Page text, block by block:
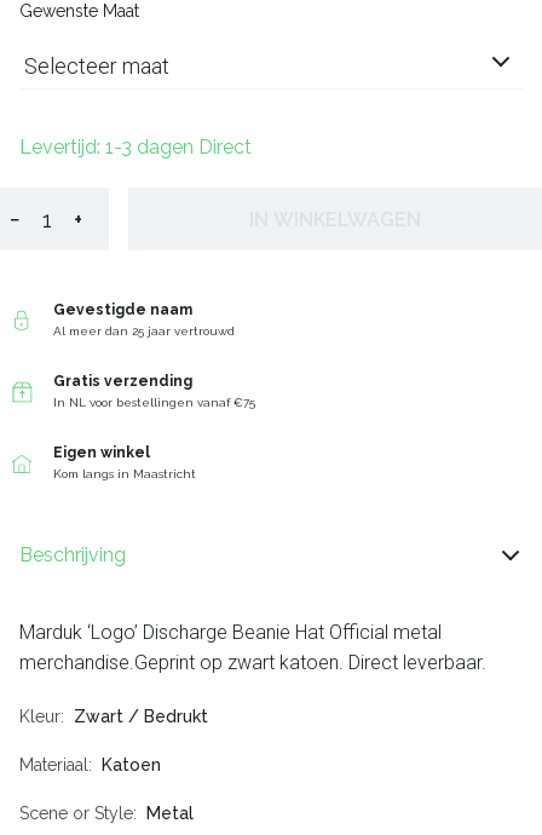
Gewenste Maat
Selecteer maat
Levertijd: 1-3 dagen Direct
− +
Gevestigde naam
Al meer dan 25 jaar vertrouwd
Gratis verzending
In NL voor bestellingen vanaf €75
Eigen winkel
Kom langs in Maastricht
Beschrijving
Marduk ‘Logo’ Discharge Beanie Hat Official metal
merchandise.Geprint op zwart katoen. Direct leverbaar.
Kleur Zwart / Bedrukt
Materiaal Katoen
Scene or Style Metal